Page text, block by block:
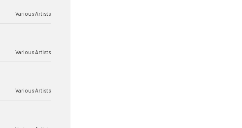
Various Artists
Various Artists
Various Artists